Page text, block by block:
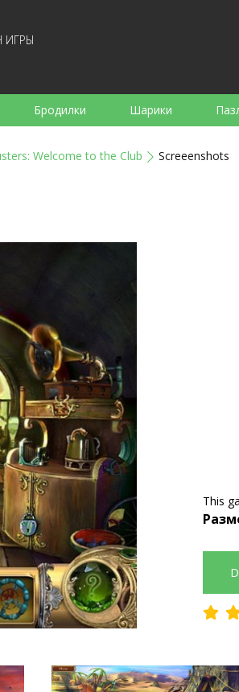
ИГРЫ
Бродилки Шарики
Welcome to the Club Screeenshots
This